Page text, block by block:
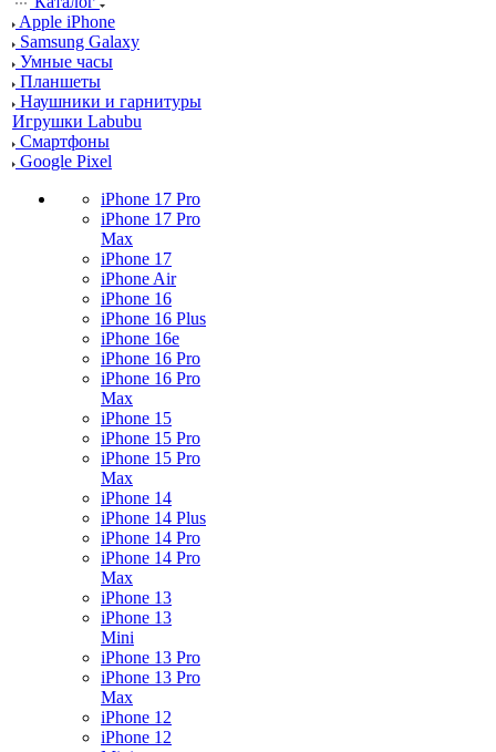
Apple iPhone
Samsung Galaxy
Умные часы
Планшеты
Наушники и гарнитуры
Игрушки Labubu
Смартфоны
Google Pixel
iPhone 17 Pro
iPhone 17 Pro
Max
iPhone 17
iPhone Air
iPhone 16
iPhone 16 Plus
iPhone 16e
iPhone 16 Pro
iPhone 16 Pro
Max
iPhone 15
iPhone 15 Pro
iPhone 15 Pro
Max
iPhone 14
iPhone 14 Plus
iPhone 14 Pro
iPhone 14 Pro
Max
iPhone 13
iPhone 13
Mini
iPhone 13 Pro
iPhone 13 Pro
Max
iPhone 12
iPhone 12